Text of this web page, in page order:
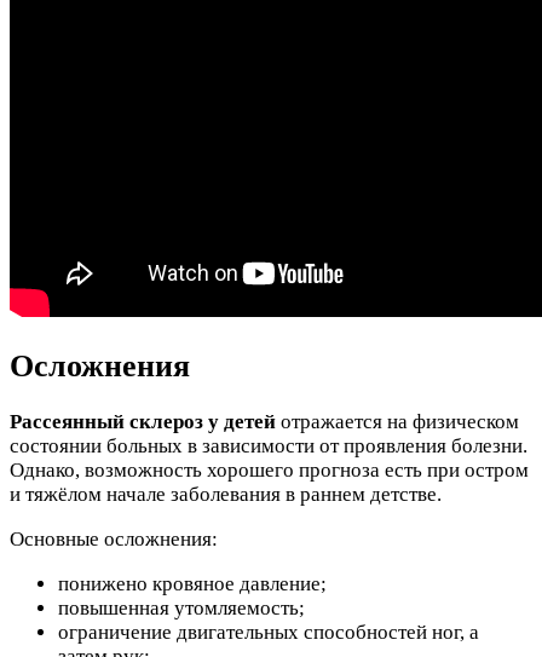
Осложнения
Рассеянный склероз у детей отражается на физическом
состоянии больных в зависимости от проявления болезни.
Однако, возможность хорошего прогноза есть при остром
и тяжёлом начале заболевания в раннем детстве.
Основные осложнения:
понижено кровяное давление;
повышенная утомляемость;
ограничение двигательных способностей ног, а